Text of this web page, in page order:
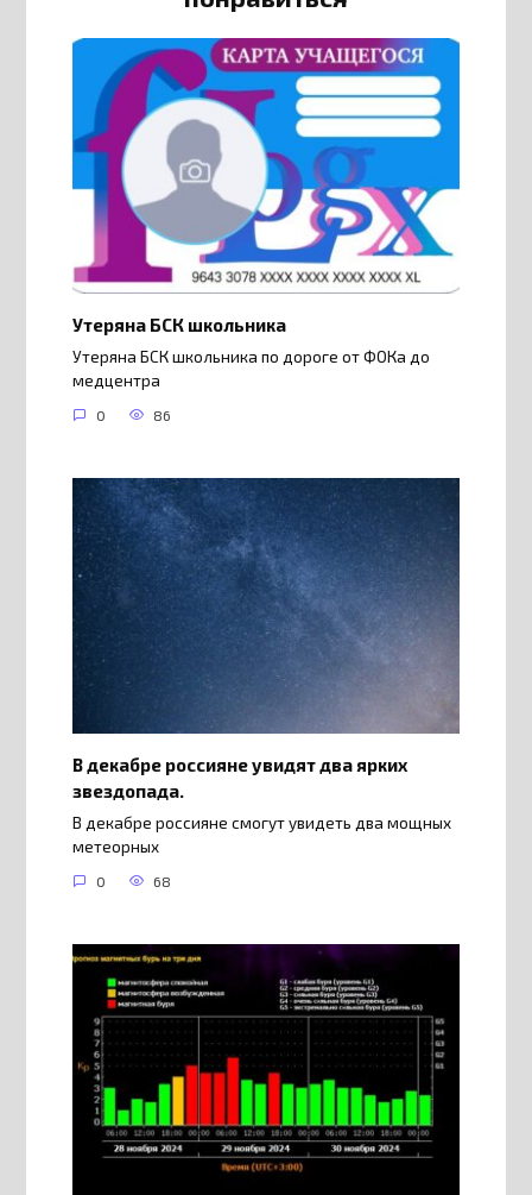
Утеряна БСК школьника
Утеряна БСК школьника по дороге от ФОКа до
медцентра
0 86
В декабре россияне увидят два ярких
звездопада.
В декабре россияне смогут увидеть два мощных
метеорных
0 68